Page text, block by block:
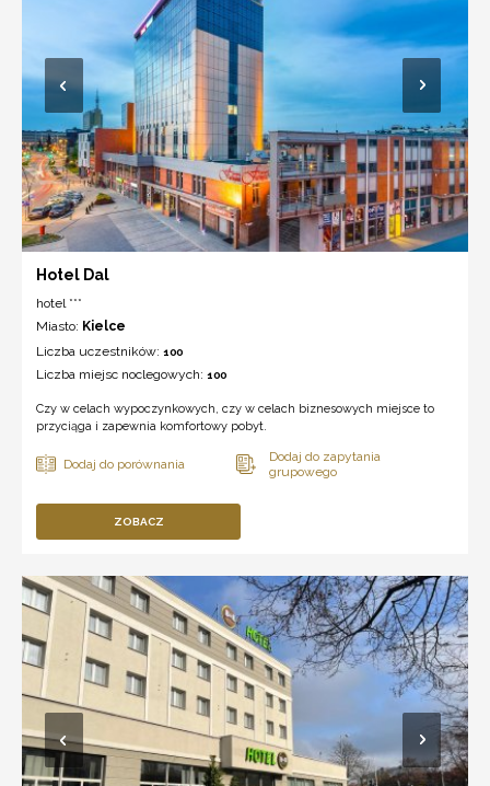
Hotel Dal
hotel ***
Miasto: Kielce
Liczba uczestników: 100
Liczba miejsc noclegowych: 100
Czy w celach wypoczynkowych, czy w celach biznesowych miejsce to
przyciąga i zapewnia komfortowy pobyt.
ZOBACZ